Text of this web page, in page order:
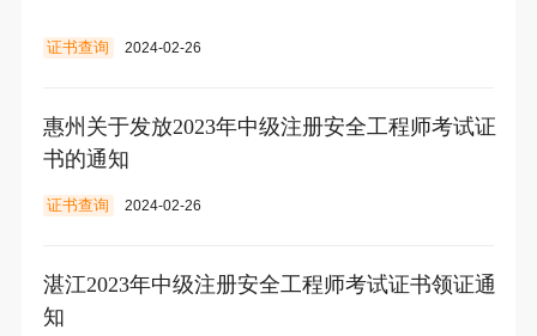
证书查询 2024-02-26
惠州关于发放2023年中级注册安全工程师考试证
书的通知
证书查询 2024-02-26
湛江2023年中级注册安全工程师考试证书领证通
知